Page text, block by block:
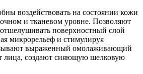
воздействовать на состоянии кожи
и тканевом уровне. Позволяют
поверхностный слой
микрорельеф и стимулируя
выраженный омолаживающий
лица, создают сияющую шелковую